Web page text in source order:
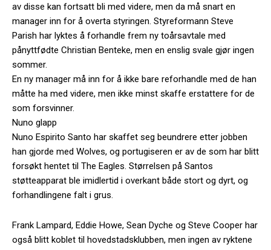
av disse kan fortsatt bli med videre, men da må snart en
manager inn for å overta styringen. Styreformann Steve
Parish har lyktes å forhandle frem ny toårsavtale med
pånyttfødte Christian Benteke, men en enslig svale gjør ingen
sommer.
En ny manager må inn for å ikke bare reforhandle med de han
måtte ha med videre, men ikke minst skaffe erstattere for de
som forsvinner.
Nuno glapp
Nuno Espirito Santo har skaffet seg beundrere etter jobben
han gjorde med Wolves, og portugiseren er av de som har blitt
forsøkt hentet til The Eagles. Størrelsen på Santos
støtteapparat ble imidlertid i overkant både stort og dyrt, og
forhandlingene falt i grus.
Frank Lampard, Eddie Howe, Sean Dyche og Steve Cooper har
også blitt koblet til hovedstadsklubben, men ingen av ryktene